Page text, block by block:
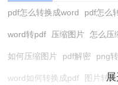
pdf怎么转换成word pdf怎么
word转pdf 压缩图片 怎么压
如何压缩图片 pdf解密 png
word如何转换成pdf 图片转